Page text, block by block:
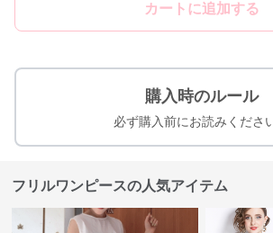
カートに追加する
購入時のルール
必ず購入前にお読みくださ
フリルワンピースの人気アイテム